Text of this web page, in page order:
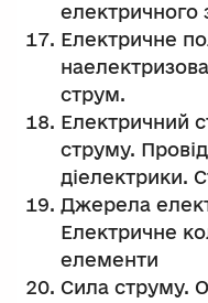
електричного
Електричне
струм.
Електричний
струму.
діелектрики.
Джерела
Електричне
елементи
Сила струму.